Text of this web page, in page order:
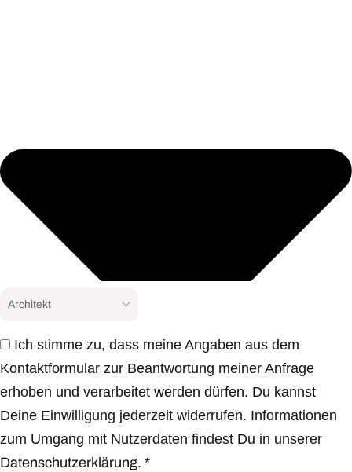
Ich stimme zu, dass meine Angaben aus dem
Kontaktformular zur Beantwortung meiner Anfrage
erhoben und verarbeitet werden dürfen. Du kannst
Deine Einwilligung jederzeit widerrufen. Informationen
zum Umgang mit Nutzerdaten findest Du in unserer
Datenschutzerklärung. *